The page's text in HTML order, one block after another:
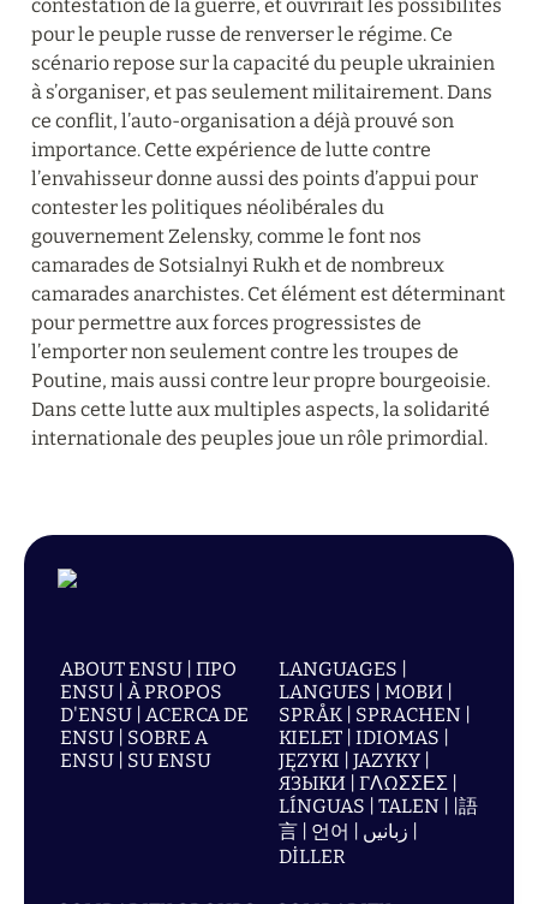
contestation de la guerre, et ouvrirait les possibilités
pour le peuple russe de renverser le régime. Ce
scénario repose sur la capacité du peuple ukrainien
à s’organiser, et pas seulement militairement. Dans
ce conflit, l’auto-organisation a déjà prouvé son
importance. Cette expérience de lutte contre
l’envahisseur donne aussi des points d’appui pour
contester les politiques néolibérales du
gouvernement Zelensky, comme le font nos
camarades de Sotsialnyi Rukh et de nombreux
camarades anarchistes. Cet élément est déterminant
pour permettre aux forces progressistes de
l’emporter non seulement contre les troupes de
Poutine, mais aussi contre leur propre bourgeoisie.
Dans cette lutte aux multiples aspects, la solidarité
internationale des peuples joue un rôle primordial.
ABOUT ENSU | ПРО
ENSU | À PROPOS
D'ENSU | ACERCA DE
ENSU | SOBRE A
ENSU | SU ENSU
LANGUAGES |
LANGUES | МОВИ |
SPRÅK | SPRACHEN |
KIELET | IDIOMAS |
JĘZYKI | JAZYKY |
ЯЗЫКИ | ΓΛΩΣΣΕΣ |
LÍNGUAS | TALEN | |語
言 | 언어 | زبانیں |
DİLLER